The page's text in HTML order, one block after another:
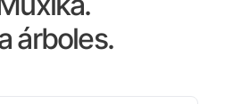
árboles.